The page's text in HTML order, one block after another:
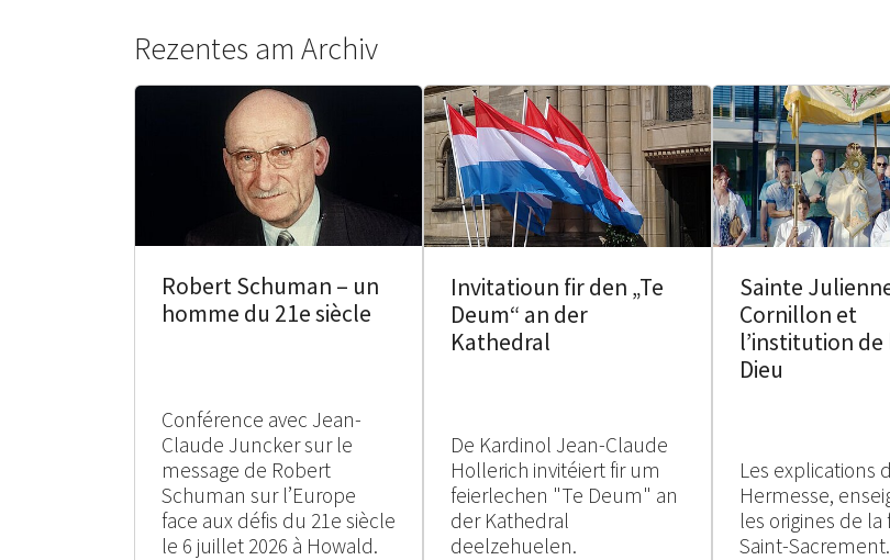
Rezentes am Archiv
Robert Schuman – un
homme du 21e siècle
Conférence avec Jean-
Claude Juncker sur le
message de Robert
Schuman sur l’Europe
face aux défis du 21e siècle
le 6 juillet 2026 à Howald.
Invitatioun fir den „Te
Deum“ an der
Kathedral
De Kardinol Jean-Claude
Hollerich invitéiert fir um
feierlechen "Te Deum" an
der Kathedral
deelzehuelen.
Sainte
Cornillon et
l’institution de
Dieu
Les explications
Hermesse,
les origines de la
Saint-Sacrement.